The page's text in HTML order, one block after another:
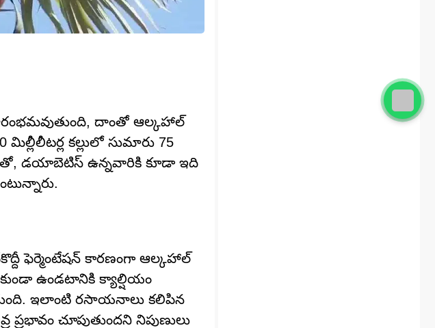
దాంతో ఆల్కహాల్
కల్లులో సుమారు 75
డయాబెటిస్ ఉన్నవారికి కూడా ఇది
ఫెర్మెంటేషన్ కారణంగా ఆల్కహాల్
ఉండటానికి క్యాల్షియం
ఇలాంటి రసాయనాలు కలిపిన
చూపుతుందని నిపుణులు